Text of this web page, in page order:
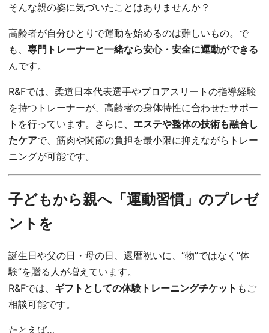
そんな親の姿に気づいたことはありませんか？
高齢者が自分ひとりで運動を始めるのは難しいもの。で
も、 専門トレーナーと一緒なら安心・安全に運動ができる
んです。
R&Fでは、柔道日本代表選手やプロアスリートの指導経験
を持つトレーナーが、高齢者の身体特性に合わせたサポー
トを行っています。さらに、 エステや整体の技術も融合し
たケアで、筋肉や関節の負担を最小限に抑えながらトレー
ニングが可能です。
子どもから親へ「運動習慣」のプレゼ
ントを
誕生日や父の日・母の日、還暦祝いに、“物”ではなく“体
験”を贈る人が増えています。
R&Fでは、 ギフトとしての体験トレーニングチケット もご
相談可能です。
たとえば…